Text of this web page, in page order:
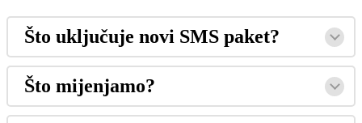
Što uključuje novi SMS paket?
Što mijenjamo?